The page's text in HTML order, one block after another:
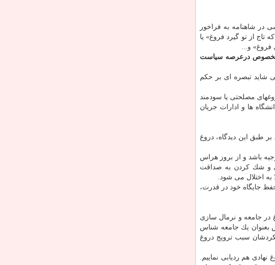
در شاهنامه به فراخور
از تو گیرد فروغ» یا
فروغ» و...
بخصوص درعرصه سیاست
شاید تبصره ای بر حكم
با وجود همه بحث و اظهارنظرها در شرط و شروط دروغ مصلحتی، هنوز معیار دقیق و مشخصی برای شناسایی انواع دروغ‎های مصلحتی یا سودمند
ها و ادارات جریان
طبق این دیدگاه، دروغ
باشد و از بروز هراس
و شك كردن به صداقت
اختلال می شود.
جایگاه خود در قدرت،
در جامعه و نرمال سازی
بعنوان یك جامعه شناس
سبب ترویج دروغ
هم ردیابی نماییم.